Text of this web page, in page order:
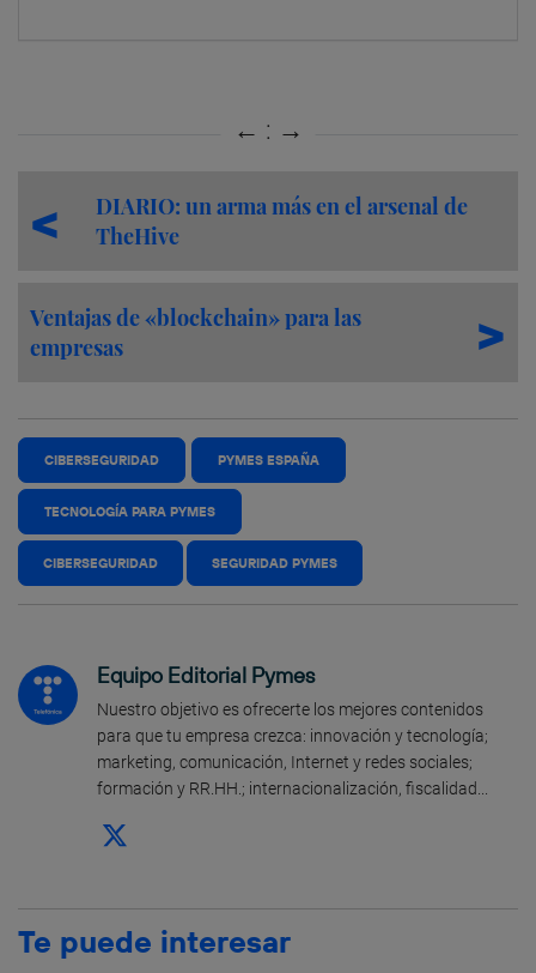
DIARIO: un arma más en el arsenal de
TheHive
Ventajas de «blockchain» para las
empresas
CIBERSEGURIDAD PYMES ESPAÑA
TECNOLOGÍA PARA PYMES
CIBERSEGURIDAD SEGURIDAD PYMES
Equipo Editorial Pymes
Nuestro objetivo es ofrecerte los mejores contenidos
para que tu empresa crezca: innovación y tecnología;
marketing, comunicación, Internet y redes sociales;
formación y RR.HH.; internacionalización, fiscalidad...
Te puede interesar